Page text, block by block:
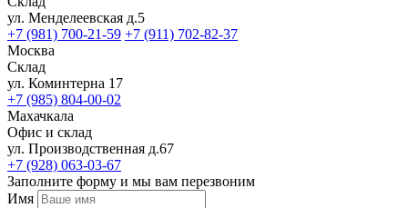
ул. Менделеевская д.5
+7 (981) 700-21-59 +7 (911) 702-82-37
Москва
Склад
ул. Коминтерна 17
+7 (985) 804-00-02
Махачкала
Офис и склад
ул. Производственная д.67
+7 (928) 063-03-67
Заполните форму и мы вам перезвоним
Имя